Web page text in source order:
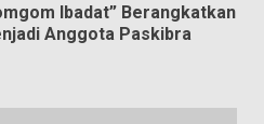
Ibadat” Berangkatkan
Anggota Paskibra